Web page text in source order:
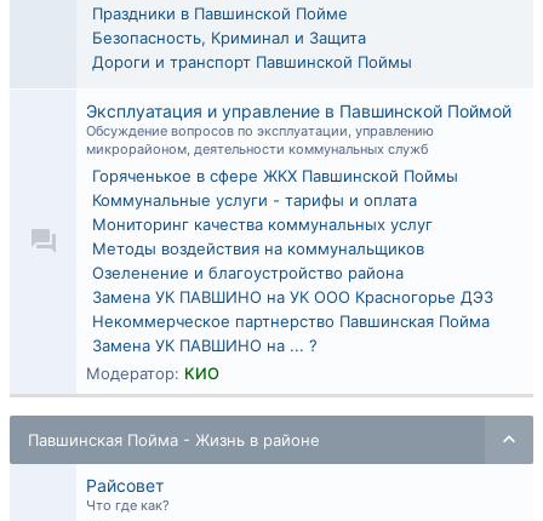
Праздники в Павшинской Пойме
Безопасность, Криминал и Защита
Дороги и транспорт Павшинской Поймы
Эксплуатация и управление в Павшинской Поймой
Обсуждение вопросов по эксплуатации, управлению
микрорайоном, деятельности коммунальных служб
Горяченькое в сфере ЖКХ Павшинской Поймы
Коммунальные услуги - тарифы и оплата
Мониторинг качества коммунальных услуг
Методы воздействия на коммунальщиков
Озеленение и благоустройство района
Замена УК ПАВШИНО на УК ООО Красногорье ДЭЗ
Некоммерческое партнерство Павшинская Пойма
Замена УК ПАВШИНО на ... ?
Модератор: КИО
Павшинская Пойма - Жизнь в районе
Райсовет
Что где как?